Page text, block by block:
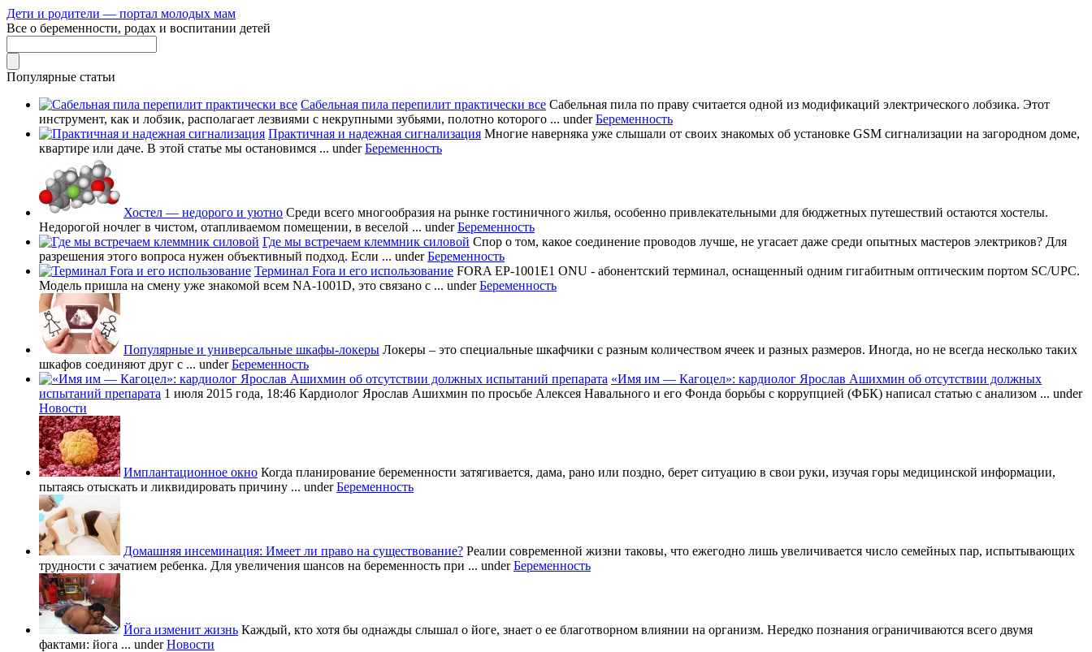
Дети и родители — портал молодых мам
Все о беременности, родах и воспитании детей
Популярные статьи
Сабельная пила перепилит практически все Сабельная пила по праву считается одной из модификаций электрического лобзика. Этот
инструмент, как и лобзик, располагает лезвиями с некрупными зубьями, полотно которого ... underБеременность
Практичная и надежная сигнализация Многие наверняка уже слышали от своих знакомых об установке GSM сигнализации на загородном доме,
квартире или даче. В этой статье мы остановимся ... underБеременность
Хостел — недорого и уютно Среди всего многообразия на рынке гостиничного жилья, особенно привлекательными для бюджетных путешествий остаются хостелы.
Недорогой ночлег в чистом, отапливаемом помещении, в веселой ... underБеременность
Где мы встречаем клеммник силовой Спор о том, какое соединение проводов лучше, не угасает даже среди опытных мастеров электриков? Для
разрешения этого вопроса нужен объективный подход. Если ... underБеременность
Терминал Fora и его использование FORA EP-1001E1 ONU - абонентский терминал, оснащенный одним гигабитным оптическим портом SC/UPC.
Модель пришла на смену уже знакомой всем NA-1001D, это связано с ... underБеременность
Популярные и универсальные шкафы-локеры Локеры – это специальные шкафчики с разным количеством ячеек и разных размеров. Иногда, но не всегда несколько таких
шкафов соединяют друг с ... underБеременность
«Имя им — Кагоцел»: кардиолог Ярослав Ашихмин об отсутствии должных
испытаний препарата 1 июля 2015 года, 18:46 Кардиолог Ярослав Ашихмин по просьбе Алексея Навального и его Фонда борьбы с коррупцией (ФБК) написал статью с анализом ... under
Новости
Имплантационное окно Когда планирование беременности затягивается, дама, рано или поздно, берет ситуацию в свои руки, изучая горы медицинской информации,
пытаясь отыскать и ликвидировать причину ... underБеременность
Домашняя инсеминация: Имеет ли право на существование? Реалии современной жизни таковы, что ежегодно лишь увеличивается число семейных пар, испытывающих
трудности с зачатием ребенка. Для увеличения шансов на беременность при ... underБеременность
Йога изменит жизнь Каждый, кто хотя бы однажды слышал о йоге, знает о ее благотворном влиянии на организм. Нередко познания ограничиваются всего двумя
фактами: йога ... underНовости